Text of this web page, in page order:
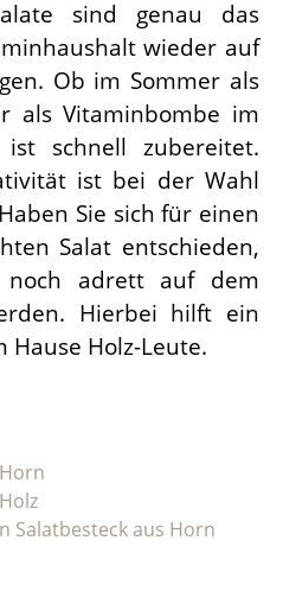
sind genau das
wieder auf
Ob im Sommer als
als Vitaminbombe im
schnell zubereitet.
ist bei der Wahl
Sie sich für einen
Salat entschieden,
adrett auf dem
Hierbei hilft ein
Hause Holz-Leute.
Salatbesteck aus Horn